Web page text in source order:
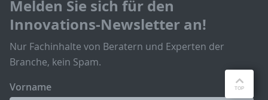
Melden Sie sich für den
Innovations-Newsletter an!
Nur Fachinhalte von Beratern und Experten der
Branche, kein Spam.
Vorname